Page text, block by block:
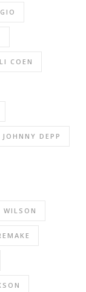
COEN
JOHNNY DEPP
WILSON